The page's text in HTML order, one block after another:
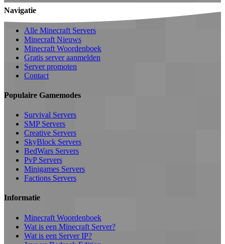
Navigatie
Alle Minecraft Servers
Minecraft Nieuws
Minecraft Woordenboek
Gratis server aanmelden
Server promoten
Contact
Populaire Gamemodes
Survival Servers
SMP Servers
Creative Servers
SkyBlock Servers
BedWars Servers
PvP Servers
Minigames Servers
Factions Servers
Informatie
Minecraft Woordenboek
Wat is een Minecraft Server?
Wat is een Server IP?